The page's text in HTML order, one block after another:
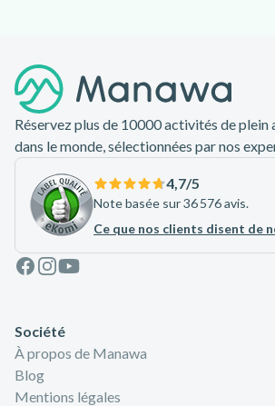
Réservez plus de 10000 activités de plein
dans le monde, sélectionnées par nos
4,7/5
Note basée sur 36 576 avis.
Ce que nos clients disent de
Facebook
Instagram
Youtube
Société
À propos de Manawa
Blog
Mentions légales